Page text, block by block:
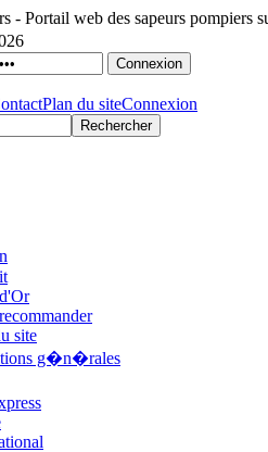
Plan du siteConnexion
site
g�n�rales